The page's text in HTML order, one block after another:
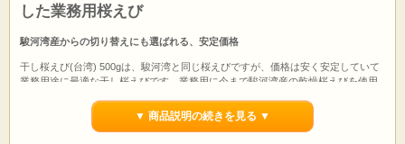
した業務用桜えび
駿河湾産からの切り替えにも選ばれる、安定価格
干し桜えび(台湾) 500gは、駿河湾と同じ桜えびですが、価格は安く安定していて
業務用途に最適な干し桜えびです。業務用に今まで駿河湾産の乾燥桜えびを使用
当社の干し桜えび(台湾)は出荷直前まで冷凍保存のため、常温保管品にありがちな
▼ 商品説明の続きを見る ▼